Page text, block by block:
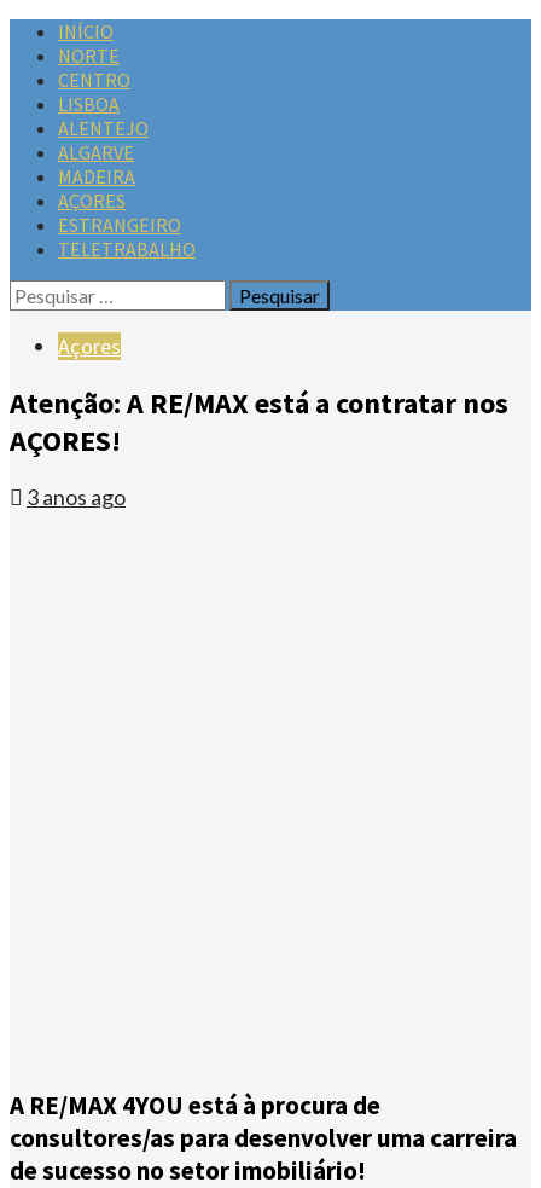
INÍCIO
NORTE
CENTRO
LISBOA
ALENTEJO
ALGARVE
MADEIRA
AÇORES
ESTRANGEIRO
TELETRABALHO
Açores
Atenção: A RE/MAX está a contratar nos
AÇORES!
3 anos ago
A RE/MAX 4YOU está à procura de
consultores/as para desenvolver uma carreira
de sucesso no setor imobiliário!